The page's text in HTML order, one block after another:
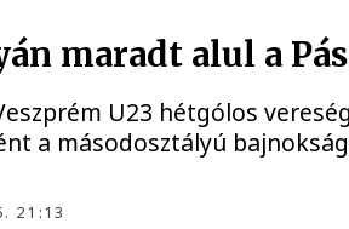
maradt alul a
U23 hétgólos
a másodosztályú
21:13